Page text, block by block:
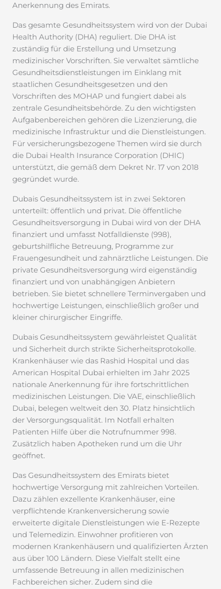
Anerkennung des Emirats.
Das gesamte Gesundheitssystem wird von der Dubai
Health Authority (DHA) reguliert. Die DHA ist
zuständig für die Erstellung und Umsetzung
medizinischer Vorschriften. Sie verwaltet sämtliche
Gesundheitsdienstleistungen im Einklang mit
staatlichen Gesundheitsgesetzen und den
Vorschriften des MOHAP und fungiert dabei als
zentrale Gesundheitsbehörde. Zu den wichtigsten
Aufgabenbereichen gehören die Lizenzierung, die
medizinische Infrastruktur und die Dienstleistungen.
Für versicherungsbezogene Themen wird sie durch
die Dubai Health Insurance Corporation (DHIC)
unterstützt, die gemäß dem Dekret Nr. 17 von 2018
gegründet wurde.
Dubais Gesundheitssystem ist in zwei Sektoren
unterteilt: öffentlich und privat. Die öffentliche
Gesundheitsversorgung in Dubai wird von der DHA
finanziert und umfasst Notfalldienste (998),
geburtshilfliche Betreuung, Programme zur
Frauengesundheit und zahnärztliche Leistungen. Die
private Gesundheitsversorgung wird eigenständig
finanziert und von unabhängigen Anbietern
betrieben. Sie bietet schnellere Terminvergaben und
hochwertige Leistungen, einschließlich großer und
kleiner chirurgischer Eingriffe.
Dubais Gesundheitssystem gewährleistet Qualität
und Sicherheit durch strikte Sicherheitsprotokolle.
Krankenhäuser wie das Rashid Hospital und das
American Hospital Dubai erhielten im Jahr 2025
nationale Anerkennung für ihre fortschrittlichen
medizinischen Leistungen. Die VAE, einschließlich
Dubai, belegen weltweit den 30. Platz hinsichtlich
der Versorgungsqualität. Im Notfall erhalten
Patienten Hilfe über die Notrufnummer 998.
Zusätzlich haben Apotheken rund um die Uhr
geöffnet.
Das Gesundheitssystem des Emirats bietet
hochwertige Versorgung mit zahlreichen Vorteilen.
Dazu zählen exzellente Krankenhäuser, eine
verpflichtende Krankenversicherung sowie
erweiterte digitale Dienstleistungen wie E-Rezepte
und Telemedizin. Einwohner profitieren von
modernen Krankenhäusern und qualifizierten Ärzten
aus über 100 Ländern. Diese Vielfalt stellt eine
umfassende Betreuung in allen medizinischen
Fachbereichen sicher. Zudem sind die